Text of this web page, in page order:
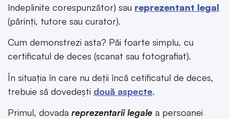
îndeplinite corespunzător) sau reprezentant legal
(părinți, tutore sau curator).
Cum demonstrezi asta? Păi foarte simplu, cu
certificatul de deces (scanat sau fotografiat).
În situația în care nu deții încă cetificatul de deces,
trebuie să dovedești două aspecte.
Primul, dovada reprezentarii legale a persoanei